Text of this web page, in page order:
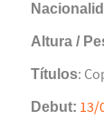
Altura /
Títulos:
Debut: 13/